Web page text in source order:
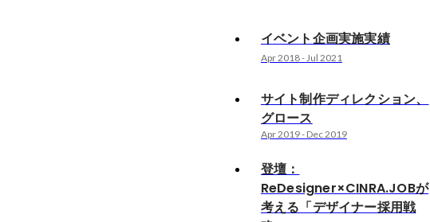
イベント企画実施実績
Apr 2018-Jul 2021
サイト制作ディレクション、
グロース
Apr 2019- Dec 2019
登壇：
ReDesigner×CINRA.JOBが
考える「デザイナー採用戦